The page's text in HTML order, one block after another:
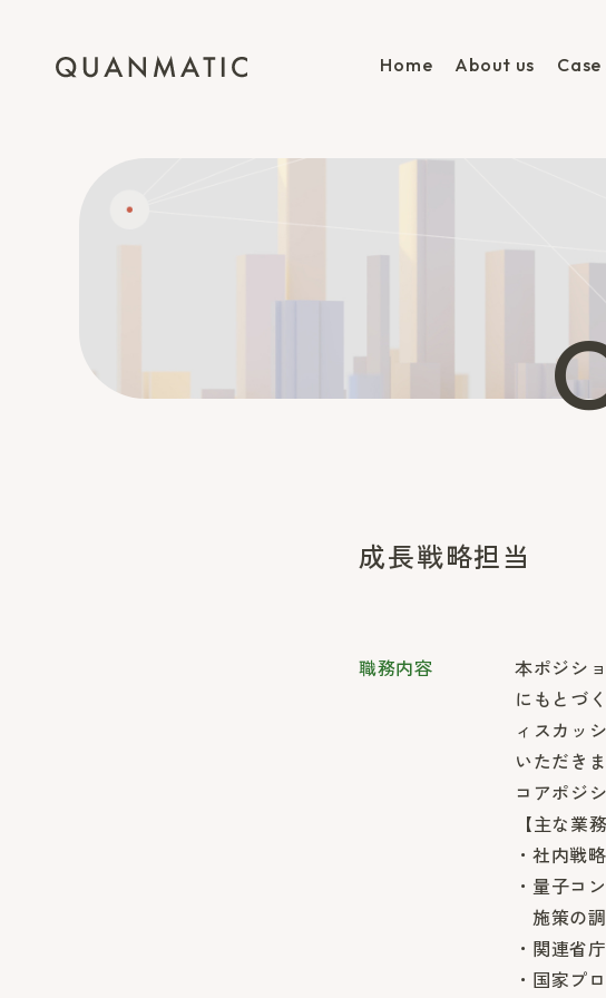
Home About us
成長戦略担当
職務内容
本ポジシ
にもとづ
ィスカッ
いただき
コアポジ
【主な業務
社内戦
量子コ
施策の
関連省
国家プ